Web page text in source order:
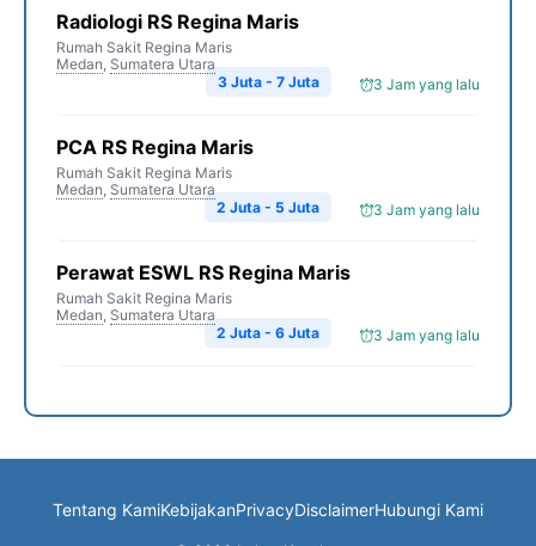
Radiologi RS Regina Maris
Rumah Sakit Regina Maris
Medan, Sumatera Utara
3 Jam yang lalu
3 Juta - 7 Juta
PCA RS Regina Maris
Rumah Sakit Regina Maris
Medan, Sumatera Utara
3 Jam yang lalu
2 Juta - 5 Juta
Perawat ESWL RS Regina Maris
Rumah Sakit Regina Maris
Medan, Sumatera Utara
3 Jam yang lalu
2 Juta - 6 Juta
Tentang KamiKebijakanPrivacyDisclaimerHubungi Kami